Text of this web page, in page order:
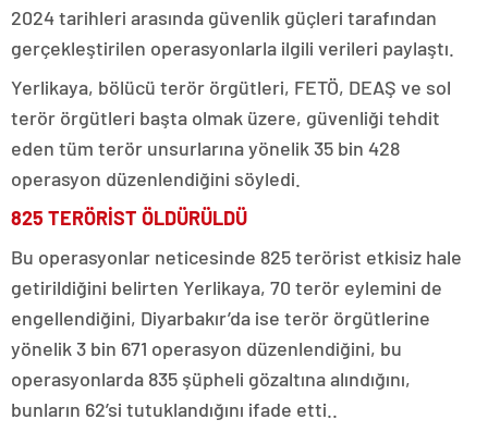
2024 tarihleri arasında güvenlik güçleri tarafından
gerçekleştirilen operasyonlarla ilgili verileri paylaştı.
Yerlikaya, bölücü terör örgütleri, FETÖ, DEAŞ ve sol
terör örgütleri başta olmak üzere, güvenliği tehdit
eden tüm terör unsurlarına yönelik 35 bin 428
operasyon düzenlendiğini söyledi.
825 TERÖRİST ÖLDÜRÜLDÜ
Bu operasyonlar neticesinde 825 terörist etkisiz hale
getirildiğini belirten Yerlikaya, 70 terör eylemini de
engellendiğini, Diyarbakır’da ise terör örgütlerine
yönelik 3 bin 671 operasyon düzenlendiğini, bu
operasyonlarda 835 şüpheli gözaltına alındığını,
bunların 62’si tutuklandığını ifade etti..